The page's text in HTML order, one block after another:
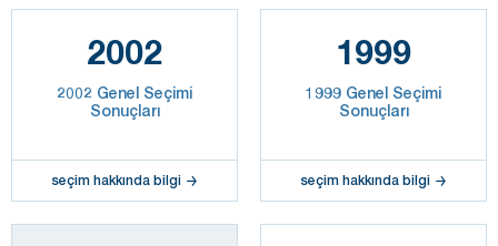
2002
2002 Genel Seçimi
Sonuçları
seçim hakkında bilgi
1999
1999 Genel Seçimi
Sonuçları
seçim hakkında bilgi